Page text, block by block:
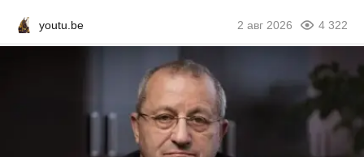
youtu.be 2 авг 2026 4 322